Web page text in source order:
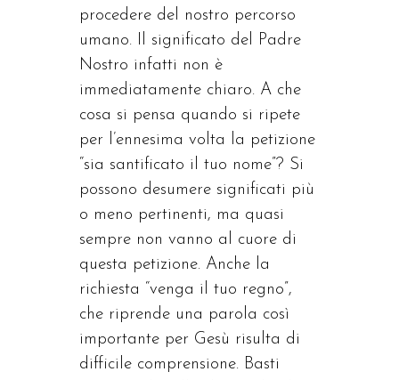
procedere del nostro percorso
umano. Il significato del Padre
Nostro infatti non è
immediatamente chiaro. A che
cosa si pensa quando si ripete
per l’ennesima volta la petizione
“sia santificato il tuo nome”? Si
possono desumere significati più
o meno pertinenti, ma quasi
sempre non vanno al cuore di
questa petizione. Anche la
richiesta “venga il tuo regno”,
che riprende una parola così
importante per Gesù risulta di
difficile comprensione. Basti